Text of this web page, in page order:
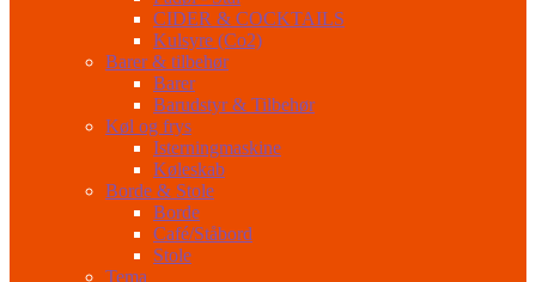
CIDER & COCKTAILS
Kulsyre (Co2)
Barer & tilbehør
Barer
Barudstyr & Tilbehør
Køl og frys
Isterningmaskine
Køleskab
Borde & Stole
Borde
Café/Ståbord
Stole
Tema